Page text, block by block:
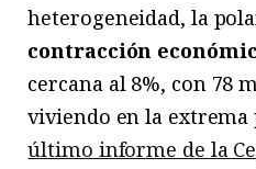
heterogeneidad, la
contracción
cercana al 8%, con 78
viviendo en la extrema
último informe de la